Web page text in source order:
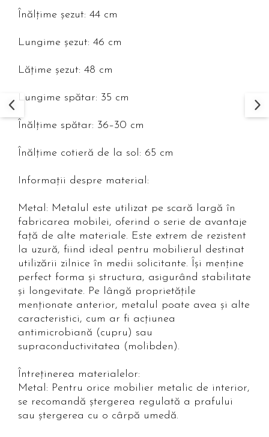
Înălțime șezut: 44 cm
Lungime șezut: 46 cm
Lățime șezut: 48 cm
Lungime spătar: 35 cm
Înălțime spătar: 36–30 cm
Înălțime cotieră de la sol: 65 cm
Informații despre material:
Metal: Metalul este utilizat pe scară largă în
fabricarea mobilei, oferind o serie de avantaje
față de alte materiale. Este extrem de rezistent
la uzură, fiind ideal pentru mobilierul destinat
utilizării zilnice în medii solicitante. Își menține
perfect forma și structura, asigurând stabilitate
și longevitate. Pe lângă proprietățile
menționate anterior, metalul poate avea și alte
caracteristici, cum ar fi acțiunea
antimicrobiană (cupru) sau
supraconductivitatea (molibden).
Întreținerea materialelor:
Metal: Pentru orice mobilier metalic de interior,
se recomandă ștergerea regulată a prafului
sau ștergerea cu o cârpă umedă.